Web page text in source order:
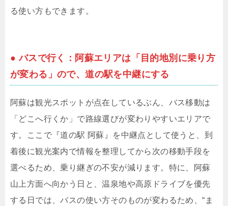
る使い方もできます。
● バスで行く：阿蘇エリアは「目的地別に乗り方
が変わる」ので、道の駅を中継にする
阿蘇は観光スポットが点在しているぶん、バス移動は
「どこへ行くか」で路線選びが変わりやすいエリアで
す。ここで『道の駅 阿蘇』を中継点として使うと、到
着後に観光案内で情報を整理してから次の移動手段を
選べるため、乗り継ぎの不安が減ります。特に、阿蘇
山上方面へ向かう日と、温泉地や高原ドライブを優先
する日では、バスの使い方そのものが変わるため、“ま